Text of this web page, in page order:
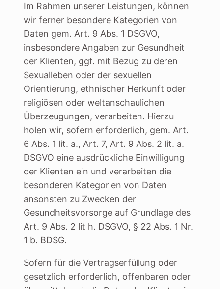
Im Rahmen unserer Leistungen, können
wir ferner besondere Kategorien von
Daten gem. Art. 9 Abs. 1 DSGVO,
insbesondere Angaben zur Gesundheit
der Klienten, ggf. mit Bezug zu deren
Sexualleben oder der sexuellen
Orientierung, ethnischer Herkunft oder
religiösen oder weltanschaulichen
Überzeugungen, verarbeiten. Hierzu
holen wir, sofern erforderlich, gem. Art.
6 Abs. 1 lit. a., Art. 7, Art. 9 Abs. 2 lit. a.
DSGVO eine ausdrückliche Einwilligung
der Klienten ein und verarbeiten die
besonderen Kategorien von Daten
ansonsten zu Zwecken der
Gesundheitsvorsorge auf Grundlage des
Art. 9 Abs. 2 lit h. DSGVO, § 22 Abs. 1 Nr.
1 b. BDSG.
Sofern für die Vertragserfüllung oder
gesetzlich erforderlich, offenbaren oder